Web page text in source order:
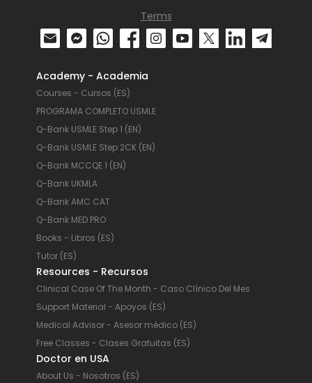
Terms
Academy - Academia
Courses - Cursos (ES)
PROGRAMA COMPLETO USMLE
Q-Bank USMLE Step 1 (EN)
Q-Bank USMLE Step 2CK (EN)
Q-Bank MCCQE 1 (EN)
Q-Bank UKMLA
Q-Bank AMC CAT
Q-Bank MED PRO
Books - Libros (ES)
Tutor (ES)
Resources - Recursos
Clinical Case Of The Month - Caso Clínico Del Mes
Support Material - Apoyos (ES)
Medical Advisor - Asesor médico (ES)
Free Classes - Clases Gratuitas (ES)
Doctor en USA
About Us - Nosotros (ES)